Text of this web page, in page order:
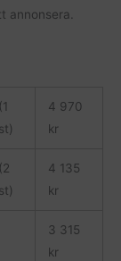
annonsera.
(1
st)
4 970
kr
(2
st)
4 135
kr
3 315
kr